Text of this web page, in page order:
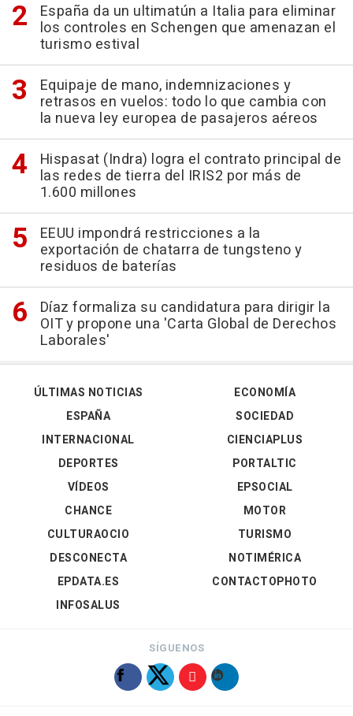
España da un ultimatún a Italia para eliminar
los controles en Schengen que amenazan el
turismo estival
Equipaje de mano, indemnizaciones y
retrasos en vuelos: todo lo que cambia con
la nueva ley europea de pasajeros aéreos
Hispasat (Indra) logra el contrato principal de
las redes de tierra del IRIS2 por más de
1.600 millones
EEUU impondrá restricciones a la
exportación de chatarra de tungsteno y
residuos de baterías
Díaz formaliza su candidatura para dirigir la
OIT y propone una 'Carta Global de Derechos
Laborales'
ÚLTIMAS NOTICIAS
ESPAÑA
INTERNACIONAL
DEPORTES
VÍDEOS
ECONOMÍA
SOCIEDAD
CIENCIAPLUS
PORTALTIC
EPSOCIAL
CHANCE
CULTURAOCIO
DESCONECTA
EPDATA.ES
INFOSALUS
MOTOR
TURISMO
NOTIMÉRICA
CONTACTOPHOTO
SÍGUENOS